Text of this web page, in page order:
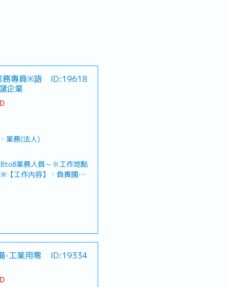
務專員※語
企業
ID:19618
業務(法人)
業務人員～※工作地點
【工作內容】・負責國際
存管理等整體物流服務業
係※主要以新客戶開發為
拜訪行程並進行業務提
物流解決方案
決定
-工業用零
ID:19334